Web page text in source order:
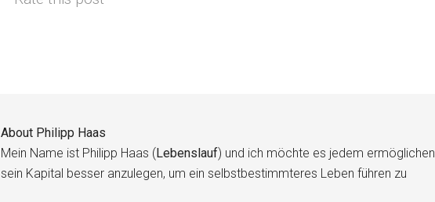
About Philipp Haas
Mein Name ist Philipp Haas (Lebenslauf) und ich möchte es jedem ermöglichen
sein Kapital besser anzulegen, um ein selbstbestimmteres Leben führen zu